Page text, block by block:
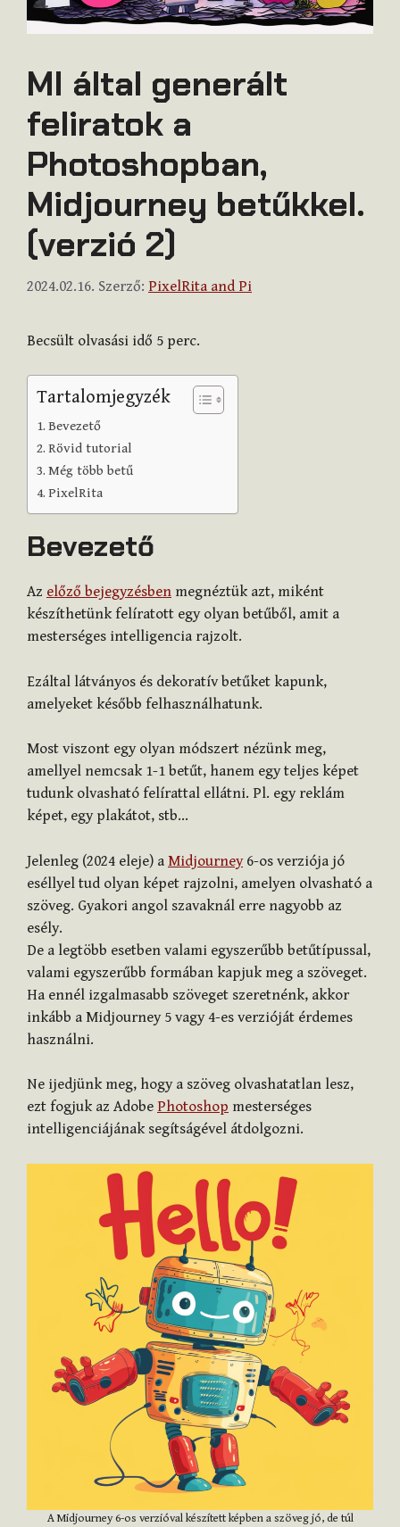
MI által generált
feliratok a
Photoshopban,
Midjourney betűkkel.
(verzió 2)
2024.02.16. Szerző: PixelRita and Pi
Becsült olvasási idő 5 perc.
Tartalomjegyzék
Bevezető
Rövid tutorial
Még több betű
PixelRita
Bevezető
Az előző bejegyzésben megnéztük azt, miként
készíthetünk felíratott egy olyan betűből, amit a
mesterséges intelligencia rajzolt.
Ezáltal látványos és dekoratív betűket kapunk,
amelyeket később felhasználhatunk.
Most viszont egy olyan módszert nézünk meg,
amellyel nemcsak 1-1 betűt, hanem egy teljes képet
tudunk olvasható felírattal ellátni. Pl. egy reklám
képet, egy plakátot, stb…
Jelenleg (2024 eleje) a Midjourney6-os verziója jó
eséllyel tud olyan képet rajzolni, amelyen olvasható a
szöveg. Gyakori angol szavaknál erre nagyobb az
esély.
De a legtöbb esetben valami egyszerűbb betűtípussal,
valami egyszerűbb formában kapjuk meg a szöveget.
Ha ennél izgalmasabb szöveget szeretnénk, akkor
inkább a Midjourney 5 vagy 4-es verzióját érdemes
használni.
Ne ijedjünk meg, hogy a szöveg olvashatatlan lesz,
ezt fogjuk az Adobe Photoshop mesterséges
intelligenciájának segítságével átdolgozni.
A Midjourney 6-os verzióval készített képben a szöveg jó, de túl